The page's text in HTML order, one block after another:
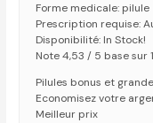
Forme medicale: pilule
Prescription requise:
Disponibilité: In Stock!
Note 4,53 / 5 base sur
Pilules bonus et
Economisez votre
Meilleur prix